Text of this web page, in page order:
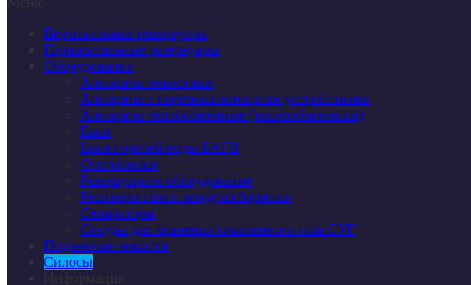
Вертикальные резервуары
Горизонтальные резервуары
Оборудование
Аппараты емкостные
Аппараты с перемешивающими устройствами
Аппараты теплообменные (теплообменники)
Баки
Баки горячей воды БАГВ
Отстойники
Резервуарное оборудование
Ресиверы газа и воздухосборники
Сепараторы
Сосуды для хранения сжиженного газа СУГ
Подземные емкости
Силосы